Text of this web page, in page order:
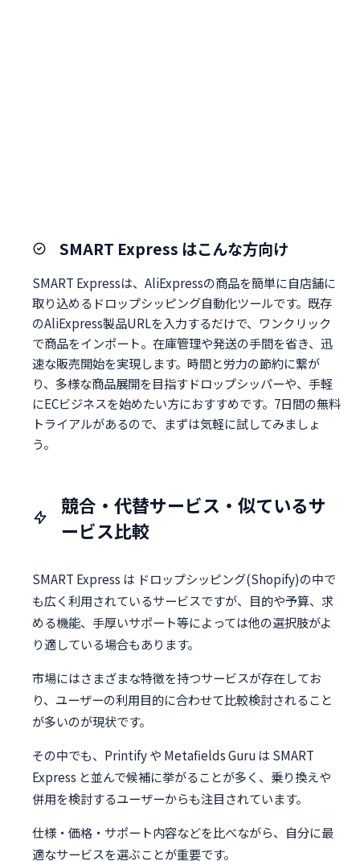
SMART Express はこんな方向け
SMART Expressは、AliExpressの商品を簡単に自店舗に
取り込めるドロップシッピング自動化ツールです。既存
のAliExpress製品URLを入力するだけで、ワンクリック
で商品をインポート。在庫管理や発送の手間を省き、迅
速な販売開始を実現します。時間と労力の節約に繋が
り、多様な商品展開を目指すドロップシッパーや、手軽
にECビジネスを始めたい方におすすめです。7日間の無料
トライアルがあるので、まずは気軽に試してみましょ
う。
競合・代替サービス・似ているサ
ービス比較
SMART Express は ドロップシッピング(Shopify)の中で
も広く利用されているサービスですが、目的や予算、求
める機能、手厚いサポート等によっては他の選択肢がよ
り適している場合もあります。
市場にはさまざまな特徴を持つサービスが存在してお
り、ユーザーの利用目的に合わせて比較検討されること
が多いのが現状です。
その中でも、Printify や Metafields Guru は SMART
Express と並んで候補に挙がることが多く、乗り換えや
併用を検討するユーザーからも注目されています。
仕様・価格・サポート内容などを比べながら、自分に最
適なサービスを選ぶことが重要です。